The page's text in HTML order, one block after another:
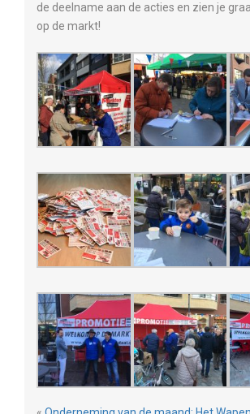
de deelname aan de acties en zien je
op de markt!